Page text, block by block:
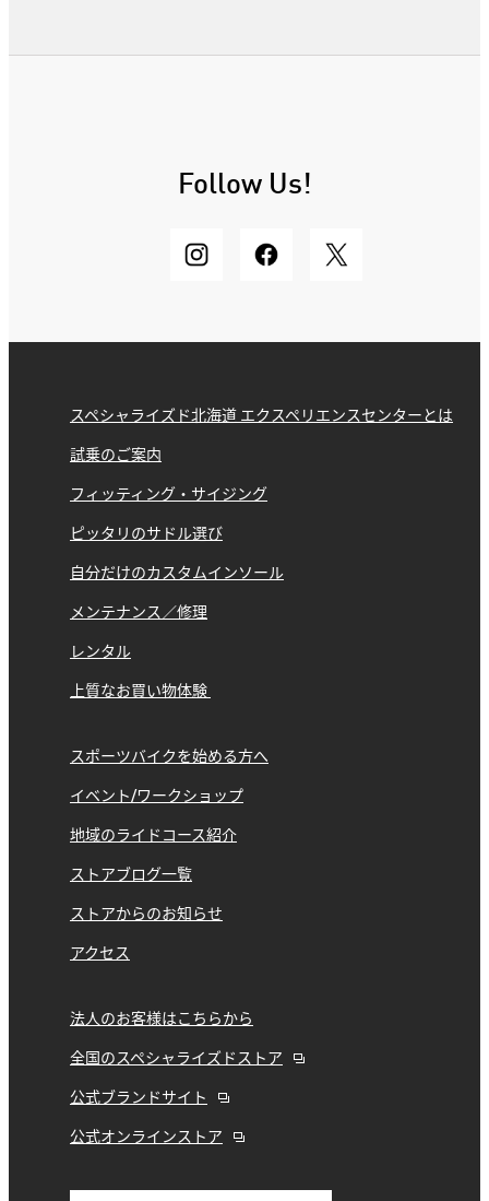
Follow Us!
スペシャライズド北海道 エクスペリエンスセンターとは
試乗のご案内
フィッティング・サイジング
ピッタリのサドル選び
自分だけのカスタムインソール
メンテナンス／修理
レンタル
上質なお買い物体験
スポーツバイクを始める方へ
イベント/ワークショップ
地域のライドコース紹介
ストアブログ一覧
ストアからのお知らせ
アクセス
法人のお客様はこちらから
全国のスペシャライズドストア
公式ブランドサイト
公式オンラインストア